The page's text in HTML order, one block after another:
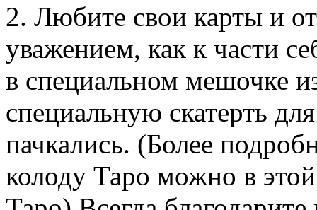
2. Любите свои карты и
уважением, как к части
в специальном мешочке
специальную скатерть
пачкались. (Более
колоду Таро можно в